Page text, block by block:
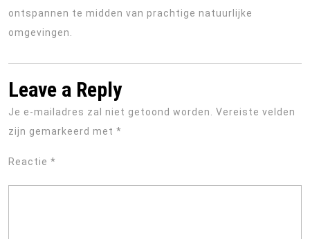
ontspannen te midden van prachtige natuurlijke
omgevingen.
Leave a Reply
Je e-mailadres zal niet getoond worden.
Vereiste velden
zijn gemarkeerd met *
Reactie *